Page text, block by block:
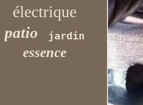
électrique
patio jardin
essence